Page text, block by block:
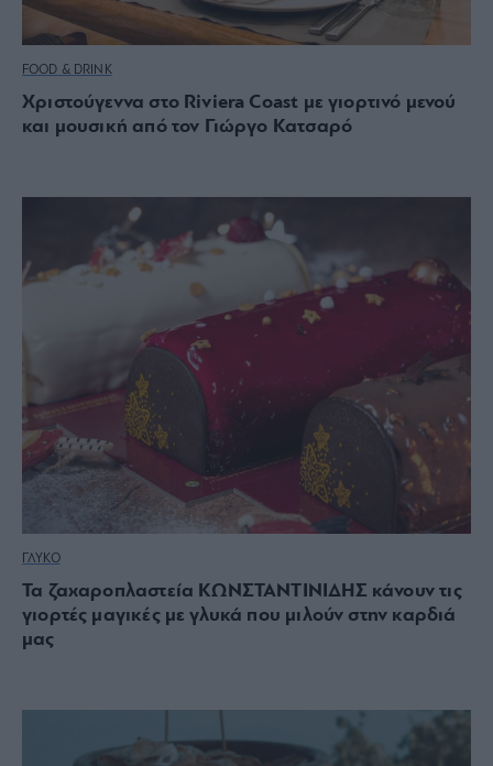
FOOD & DRINK
Χριστούγεννα στο Riviera Coast με γιορτινό μενού
και μουσική από τον Γιώργο Κατσαρό
ΓΛΥΚΟ
Τα ζαχαροπλαστεία ΚΩΝΣΤΑΝΤΙΝΙΔΗΣ κάνουν τις
γιορτές μαγικές με γλυκά που μιλούν στην καρδιά
μας